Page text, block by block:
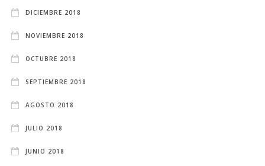
DICIEMBRE 2018
NOVIEMBRE 2018
OCTUBRE 2018
SEPTIEMBRE 2018
AGOSTO 2018
JULIO 2018
JUNIO 2018